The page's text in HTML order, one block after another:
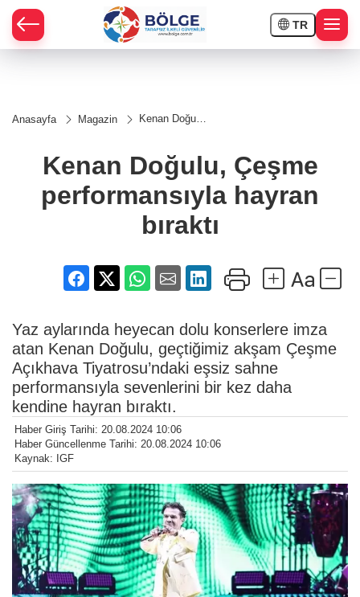
TR
Anasayfa Magazin
Kenan Doğulu,
hayran bıraktı
Kenan Doğulu, Çeşme
performansıyla hayran
bıraktı
Yaz aylarında heyecan dolu konserlere imza
atan Kenan Doğulu, geçtiğimiz akşam Çeşme
Açıkhava Tiyatrosu’ndaki eşsiz sahne
performansıyla sevenlerini bir kez daha
kendine hayran bıraktı.
Haber Giriş Tarihi: 20.08.2024 10:06
Haber Güncellenme Tarihi: 20.08.2024 10:06
Kaynak: IGF